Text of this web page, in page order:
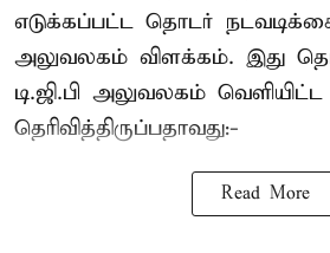
எடுக்கப்பட்ட தொடர்
அலுவலகம் விளக்கம். இது
டி.ஜி.பி அலுவலகம்
தெரிவித்திருப்பதாவது:-
Read More